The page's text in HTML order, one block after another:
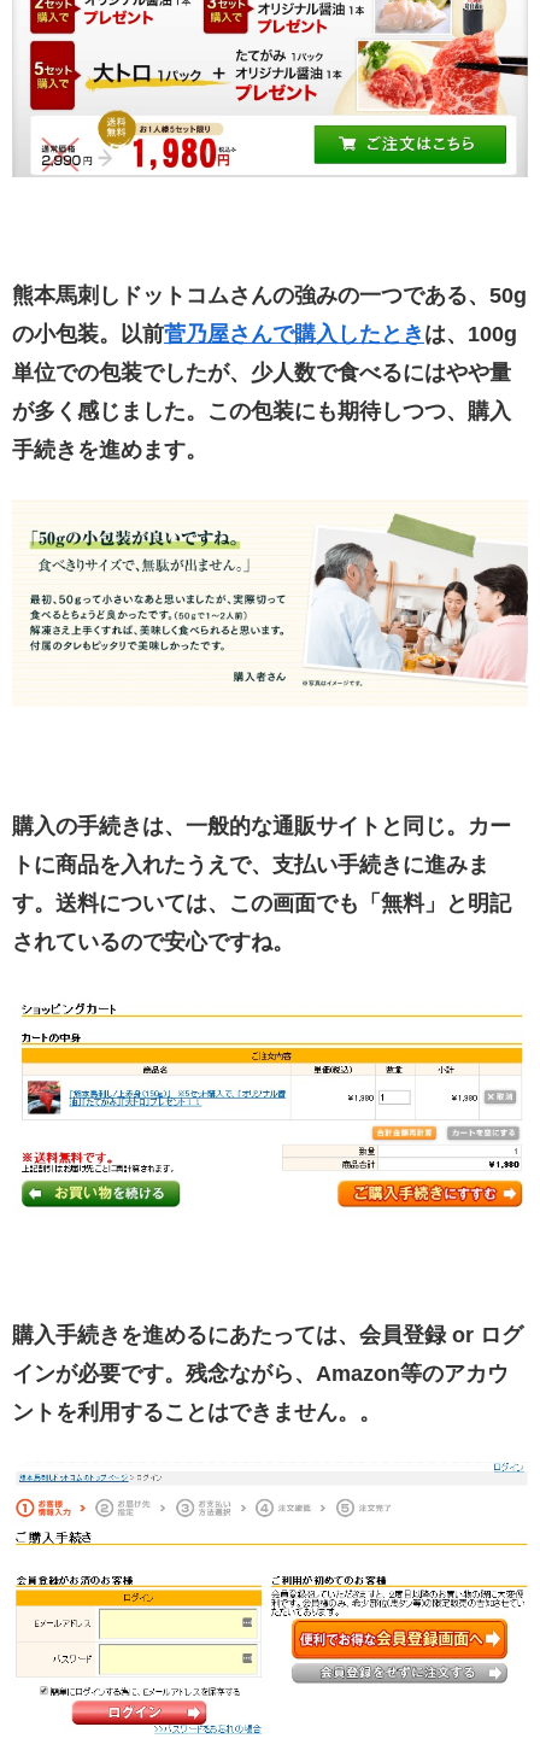
熊本馬刺しドットコムさんの強みの一つである、50g
の小包装。以前菅乃屋さんで購入したとき は、100g
単位での包装でしたが、少人数で食べるにはやや量
が多く感じました。この包装にも期待しつつ、購入
手続きを進めます。
購入の手続きは、一般的な通販サイトと同じ。カー
トに商品を入れたうえで、支払い手続きに進みま
す。送料については、この画面でも「無料」と明記
されているので安心ですね。
購入手続きを進めるにあたっては、会員登録 or ログ
インが必要です。残念ながら、Amazon等のアカウ
ントを利用することはできません。。